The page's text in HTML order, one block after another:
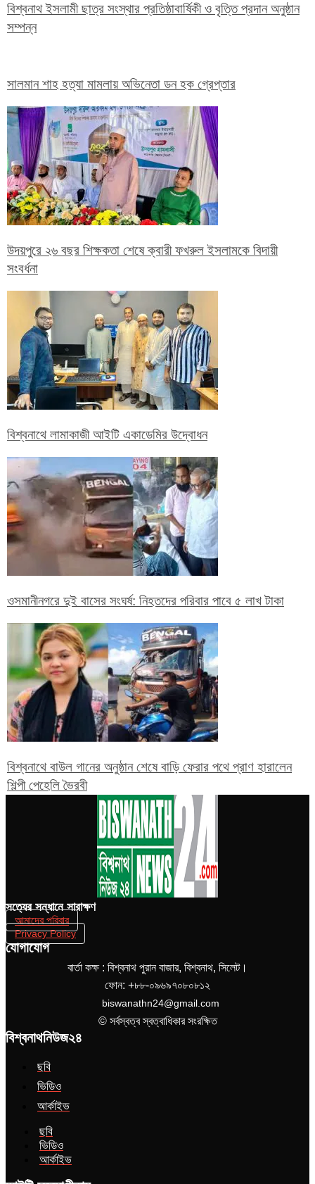
বিশ্বনাথ ইসলামী ছাত্র সংস্থার প্রতিষ্ঠাবার্ষিকী ও বৃত্তি প্রদান অনুষ্ঠান
সম্পন্ন
সালমান শাহ হত্যা মামলায় অভিনেতা ডন হক গ্রেপ্তার
উদয়পুরে ২৬ বছর শিক্ষকতা শেষে ক্বারী ফখরুল ইসলামকে বিদায়ী
সংবর্ধনা
বিশ্বনাথে লামাকাজী আইটি একাডেমির উদ্বোধন
ওসমানীনগরে দুই বাসের সংঘর্ষ: নিহতদের পরিবার পাবে ৫ লাখ টাকা
বিশ্বনাথে বাউল গানের অনুষ্ঠান শেষে বাড়ি ফেরার পথে প্রাণ হারালেন
শিল্পী পেহেলি ভৈরবী
সত‌্যের সন্ধানে সারাক্ষণ
আমাদের পরিবার
Privacy Policy
যোগাযোগ
বার্তা কক্ষ : বিশ্বনাথ পুরান বাজার, বিশ্বনাথ, সিলেট।
ফোন: +৮৮-০৯৬৯৭০৮০৮১২
biswanathn24@gmail.com
© সর্বস্বত্ব স্বত্বাধিকার সংরক্ষিত
বিশ্বনাথনিউজ২৪
ছবি
ভিডিও
আর্কাইভ
ছবি
ভিডিও
আর্কাইভ